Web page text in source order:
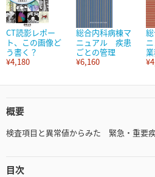
CT読影レポー
ト、この画像ど
う書く？
¥4,180
総合内科病棟マ
ニュアル 疾患
ごとの管理
¥6,160
概要
検査項目と異常値からみた 緊急・重要
目次